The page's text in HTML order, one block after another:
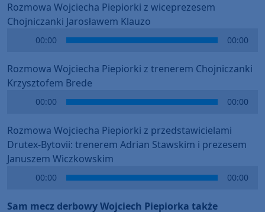
Rozmowa Wojciecha Piepiorki z wiceprezesem
Chojniczanki Jarosławem Klauzo
00:00 00:00
Rozmowa Wojciecha Piepiorki z trenerem Chojniczanki
Krzysztofem Brede
00:00 00:00
Rozmowa Wojciecha Piepiorki z przedstawicielami
Drutex-Bytovii: trenerem Adrian Stawskim i prezesem
Januszem Wiczkowskim
00:00 00:00
Sam mecz derbowy Wojciech Piepiorka także